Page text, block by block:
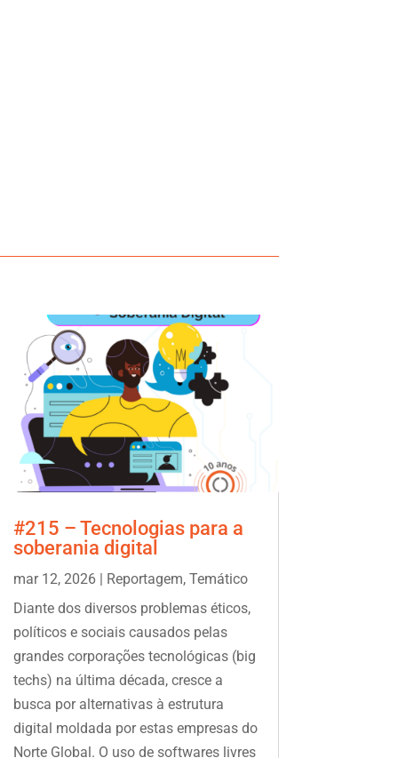
#215 – Tecnologias para a
soberania digital
mar 12, 2026| Reportagem, Temático
Diante dos diversos problemas éticos,
políticos e sociais causados pelas
grandes corporações tecnológicas (big
techs) na última década, cresce a
busca por alternativas à estrutura
digital moldada por estas empresas do
Norte Global. O uso de softwares livres